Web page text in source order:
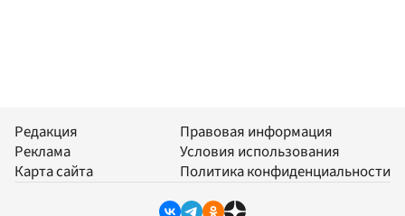
Редакция
Реклама
Карта сайта
Правовая информация
Условия использования
Политика конфиденциальности